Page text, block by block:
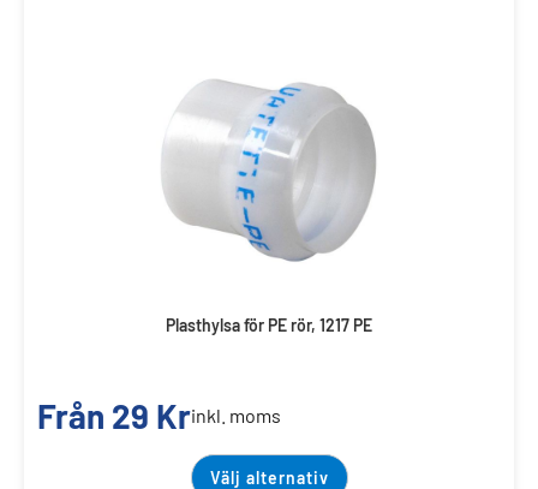
Plasthylsa för PE rör, 1217 PE
Från 29 Krinkl. moms
Välj alternativ